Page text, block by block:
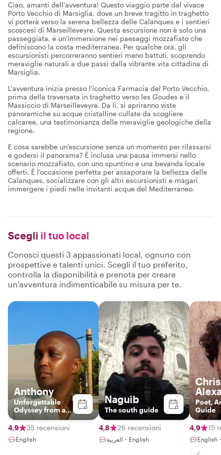
Ciao, amanti dell'avventura! Questo viaggio parte dal vivace
Porto Vecchio di Marsiglia, dove un breve tragitto in traghetto
vi porterà verso la serena bellezza delle Calanques e i sentieri
scoscesi di Marseilleveyre. Questa escursione non è solo una
passeggiata, è un'immersione nei paesaggi mozzafiato che
definiscono la costa mediterranea. Per qualche ora, gli
escursionisti percorreranno sentieri meno battuti, scoprendo
meraviglie naturali a due passi dalla vibrante vita cittadina di
Marsiglia.
L'avventura inizia presso l'iconica Farmacia del Porto Vecchio,
prima della traversata in traghetto verso les Goudes e il
Massiccio di Marseilleveyre. Da lì, si apriranno viste
panoramiche su acque cristalline cullate da scogliere
calcaree, una testimonianza delle meraviglie geologiche della
regione.
E cosa sarebbe un'escursione senza un momento per rilassarsi
e godersi il panorama? È inclusa una pausa immersi nello
scenario mozzafiato, con uno spuntino e una bevanda locale
offerti. È l'occasione perfetta per assaporare la bellezza delle
Calanques, socializzare con gli altri escursionisti e magari
immergere i piedi nelle invitanti acque del Mediterraneo.
Scegli il tuo local
Conosci questi 3 appassionati local, ognuno con
prospettive e talenti unici. Scegli il tuo preferito,
controlla la disponibilità e prenota per creare
un'avventura indimenticabile su misura per te.
Anthony
Unforgettable
Odyssey from a
third perspective.
Unforgettable.
4,9 35 recensioni
English
Naguib
The south guide
4,8 26 recensioni
العربية・English
Poet,
Guide
4,9 15
English